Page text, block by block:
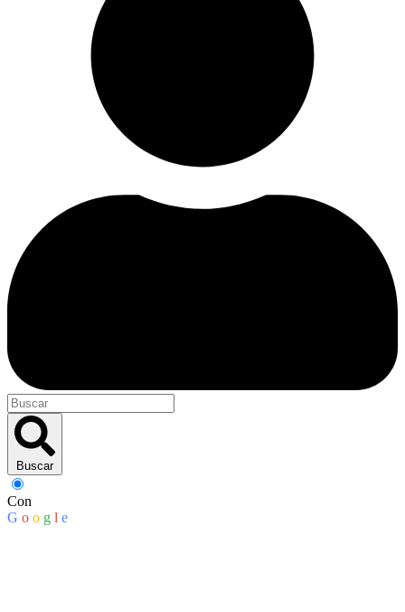
Buscar
Con
G o o g l e